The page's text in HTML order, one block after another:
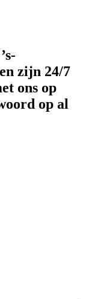
zijn 24/7
ons op
op al